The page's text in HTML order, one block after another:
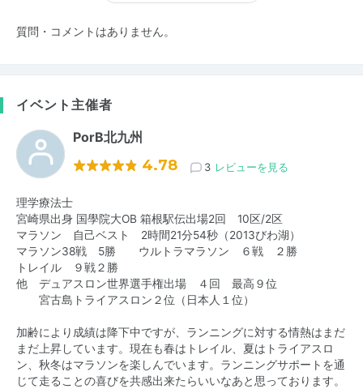
質問・コメントはありません。
イベント主催者
PorB北九州
4.78 3 レビューを見る
理学療法士
宮崎県出身 国學院大OB 箱根駅伝出場2回 10区/2区
マラソン 自己ベスト 2時間21分54秒（2013びわ湖）
マラソン38戦 5勝 ウルトラマラソン ６戦 ２勝
トレイル ９戦２勝
他 デュアスロン世界選手権出場 ４回 最高９位
宮古島トライアスロン２位（日本人１位）
加齢により成績は降下中ですが、ランニングに対する情熱はまだ
まだ上昇しています。現在も春はトレイル、夏はトライアスロ
ン、秋冬はマラソンを楽しんでいます。ランニングサポートを通
じて走ることの喜びを共感出来たらいいなあと思っております。